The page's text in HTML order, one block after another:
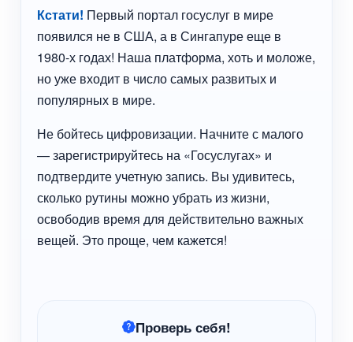
Кстати! Первый портал госуслуг в мире
появился не в США, а в Сингапуре еще в
1980-х годах! Наша платформа, хоть и моложе,
но уже входит в число самых развитых и
популярных в мире.
Не бойтесь цифровизации. Начните с малого
— зарегистрируйтесь на «Госуслугах» и
подтвердите учетную запись. Вы удивитесь,
сколько рутины можно убрать из жизни,
освободив время для действительно важных
вещей. Это проще, чем кажется!
Проверь себя!